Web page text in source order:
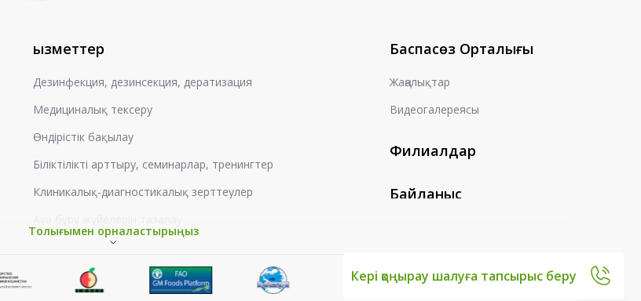
Кері қоңырау шалуға тапсырыс беру
Қызметтер
Дезинфекция, дезинсекция, дератизация
Медициналық тексеру
Өндірістік бақылау
Біліктілікті арттыру, семинарлар, тренингтер
Клиникалық-диагностикалық зерттеулер
Жұмыс орындарын аттестаттау
Гигиеналық оқыту
Баспасөз Орталығы
Жаңалықтар
Видеогалереясы
Филиалдар
Байланыс
Толығымен орналастырыңыз